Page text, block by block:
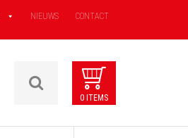
NIEUWS CONTACT
0 ITEMS